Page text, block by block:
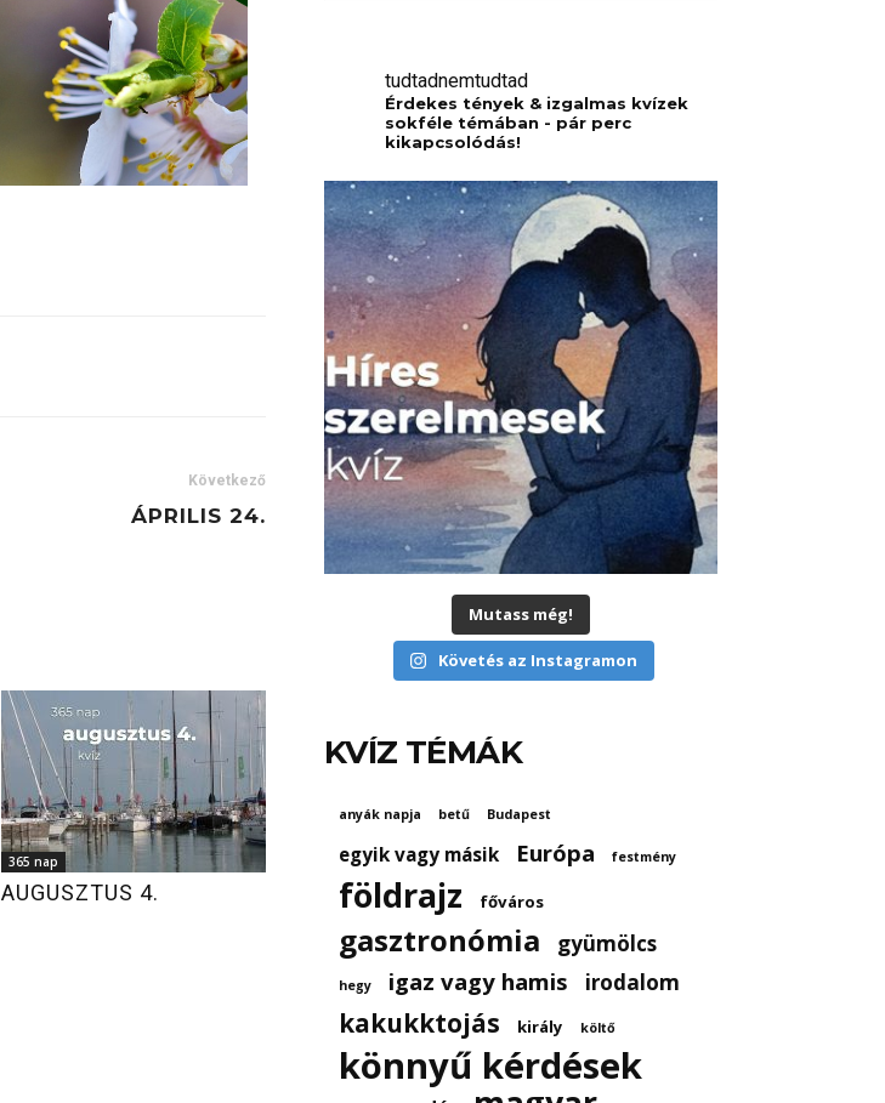
Következő
ÁPRILIS 24.
365 nap
AUGUSZTUS 4.
tudtadnemtudtad
Érdekes tények & izgalmas kvízek
sokféle témában - pár perc
kikapcsolódás!
Mutass még!
Követés az Instagramon
KVÍZ TÉMÁK
anyák napja betű Budapest
egyik vagy másik Európa festmény
földrajz főváros
gasztronómia gyümölcs
hegy igaz vagy hamis irodalom
kakukktojás király költő
könnyű kérdések